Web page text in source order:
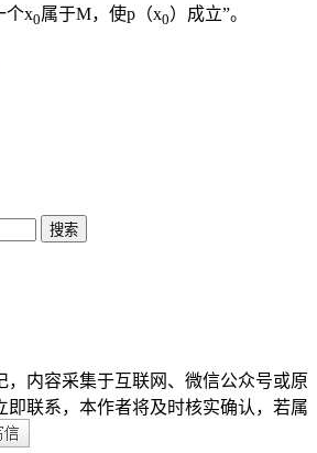
个x0属于M，使p（x0）成立”。
，内容采集于互联网、微信公众号或原
即联系，本作者将及时核实确认，若属